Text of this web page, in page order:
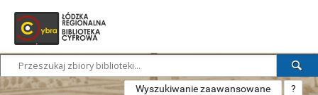
Wyszukiwanie zaawansowane ?